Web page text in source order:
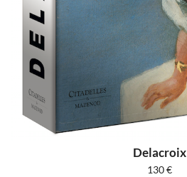
Delacroix
130€